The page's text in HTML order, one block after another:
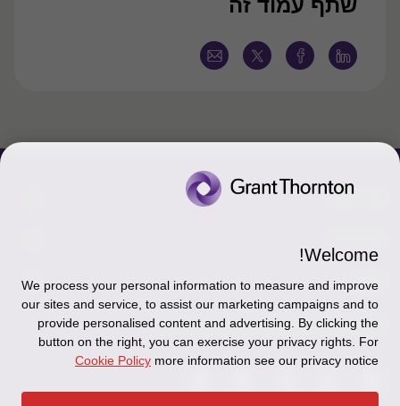
שתף עמוד זה
צור קשר
כניסה לעובדים - דוא"ל
כניסה לעובדים - דוחות עבודה
אודותינו
זיכרון והנצחה
תקנון
מדיניות הפרטיות
Disclaimer
Ethics Hotline
עקבו אחרינו ברשתות החברתיות
Welcome!
We process your personal information to measure and improve
our sites and service, to assist our marketing campaigns and to
provide personalised content and advertising. By clicking the
button on the right, you can exercise your privacy rights. For
more information see our privacy notice
Cookie Policy